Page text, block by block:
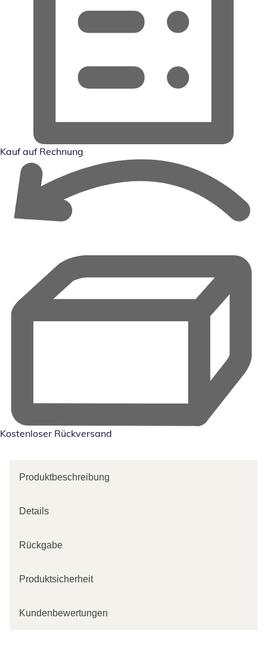
Kauf auf Rechnung
Kostenloser Rückversand
Produktbeschreibung
Details
Rückgabe
Produktsicherheit
Kundenbewertungen